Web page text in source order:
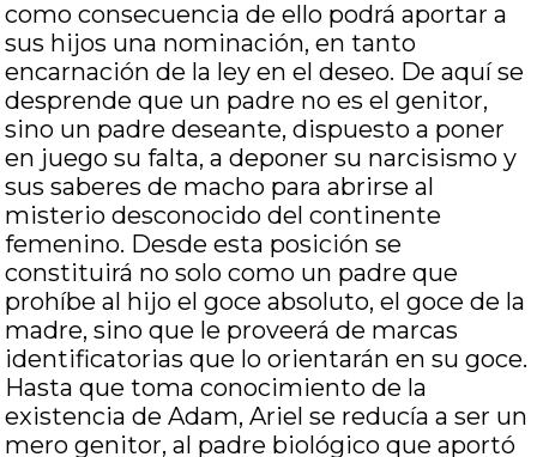
como consecuencia de ello podrá aportar a
sus hijos una nominación, en tanto
encarnación de la ley en el deseo. De aquí se
desprende que un padre no es el genitor,
sino un padre deseante, dispuesto a poner
en juego su falta, a deponer su narcisismo y
sus saberes de macho para abrirse al
misterio desconocido del continente
femenino. Desde esta posición se
constituirá no solo como un padre que
prohíbe al hijo el goce absoluto, el goce de la
madre, sino que le proveerá de marcas
identificatorias que lo orientarán en su goce.
Hasta que toma conocimiento de la
existencia de Adam, Ariel se reducía a ser un
mero genitor, al padre biológico que aportó